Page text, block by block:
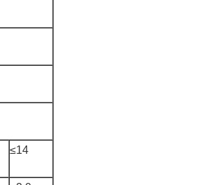
≤14